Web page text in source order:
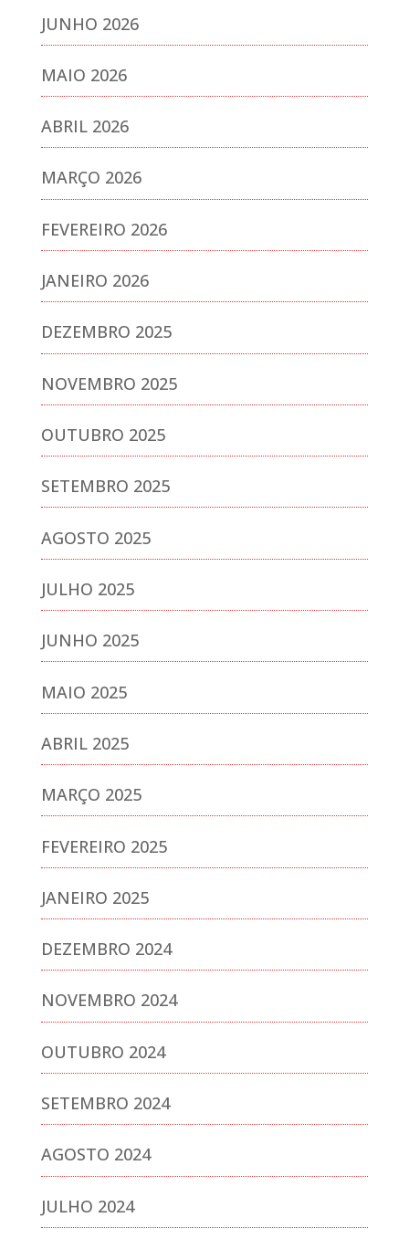
JUNHO 2026
MAIO 2026
ABRIL 2026
MARÇO 2026
FEVEREIRO 2026
JANEIRO 2026
DEZEMBRO 2025
NOVEMBRO 2025
OUTUBRO 2025
SETEMBRO 2025
AGOSTO 2025
JULHO 2025
JUNHO 2025
MAIO 2025
ABRIL 2025
MARÇO 2025
FEVEREIRO 2025
JANEIRO 2025
DEZEMBRO 2024
NOVEMBRO 2024
OUTUBRO 2024
SETEMBRO 2024
AGOSTO 2024
JULHO 2024